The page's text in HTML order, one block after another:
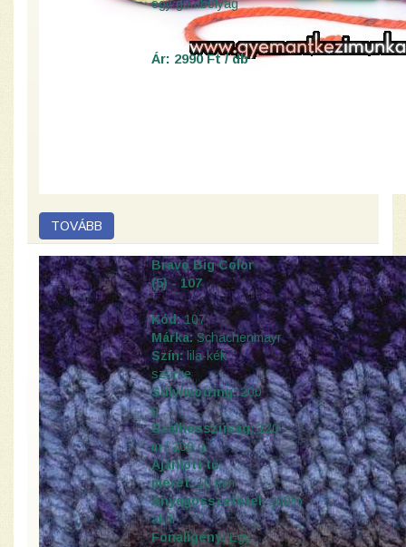
egy gombolyag
Ár: 2990 Ft / db
Bravo Big Color
(5) - 107
Kód:107
Márka:Schachenmayr
Szín:lila-kék-
szürke
Súly/motring:200
g
Szálhosszúság:120
m / 200 g
Ajánlott tű
méret:10 mm
Anyagösszetétel:100%
akril
Fonaligény:Egy